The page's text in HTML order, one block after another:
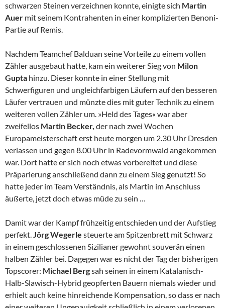
schwarzen Steinen verzeichnen konnte, einigte sich Martin
Auer mit seinem Kontrahenten in einer komplizierten Benoni-
Partie auf Remis.
Nachdem Teamchef Balduan seine Vorteile zu einem vollen
Zähler ausgebaut hatte, kam ein weiterer Sieg von Milon
Gupta hinzu. Dieser konnte in einer Stellung mit
Schwerfiguren und ungleichfarbigen Läufern auf den besseren
Läufer vertrauen und münzte dies mit guter Technik zu einem
weiteren vollen Zähler um. »Held des Tages« war aber
zweifellos Martin Becker, der nach zwei Wochen
Europameisterschaft erst heute morgen um 2.30 Uhr Dresden
verlassen und gegen 8.00 Uhr in Radevormwald angekommen
war. Dort hatte er sich noch etwas vorbereitet und diese
Präparierung anschließend dann zu einem Sieg genutzt! So
hatte jeder im Team Verständnis, als Martin im Anschluss
äußerte, jetzt doch etwas müde zu sein …
Damit war der Kampf frühzeitig entschieden und der Aufstieg
perfekt.Jörg Wegerle steuerte am Spitzenbrett mit Schwarz
in einem geschlossenen Sizilianer gewohnt souverän einen
halben Zähler bei. Dagegen war es nicht der Tag der bisherigen
Topscorer: Michael Bergsah seinen in einem Katalanisch-
Halb-Slawisch-Hybrid geopferten Bauern niemals wieder und
erhielt auch keine hinreichende Kompensation, so dass er nach